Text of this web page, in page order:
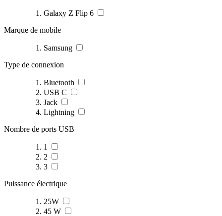
Galaxy Z Flip 6
Marque de mobile
Samsung
Type de connexion
Bluetooth
USB C
Jack
Lightning
Nombre de ports USB
1
2
3
Puissance électrique
25W
45 W